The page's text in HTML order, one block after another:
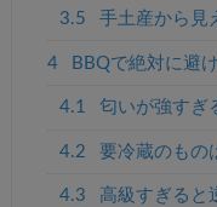
3.5 手土産から見
4 BBQで絶対に避
4.1 匂いが強すぎ
4.2 要冷蔵のもの
4.3
高級すぎると